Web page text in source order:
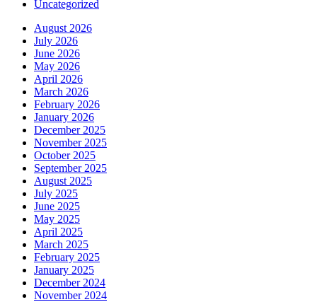
Uncategorized
August 2026
July 2026
June 2026
May 2026
April 2026
March 2026
February 2026
January 2026
December 2025
November 2025
October 2025
September 2025
August 2025
July 2025
June 2025
May 2025
April 2025
March 2025
February 2025
January 2025
December 2024
November 2024